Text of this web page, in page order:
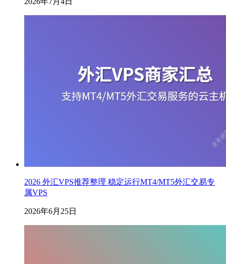
2026 外汇VPS推荐整理 稳定运行MT4/MT5外汇交易专
属VPS
2026年6月25日